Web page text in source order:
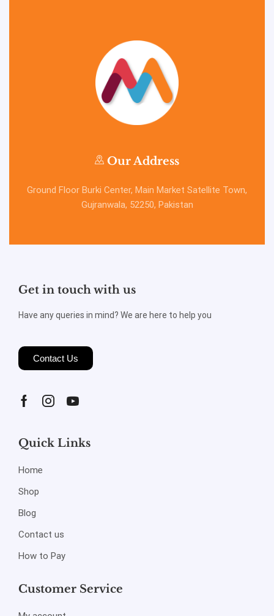
Our Address
Ground Floor Burki Center, Main Market Satellite Town,
Gujranwala, 52250, Pakistan
Get in touch with us
Have any queries in mind? We are here to help you
Contact Us
Quick Links
Home
Shop
Blog
Contact us
How to Pay
Customer Service